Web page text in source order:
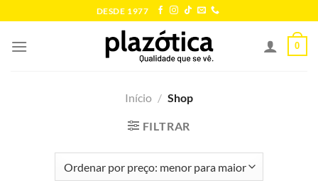
to
content
DESDE 1977
0
Início / Shop
FILTRAR